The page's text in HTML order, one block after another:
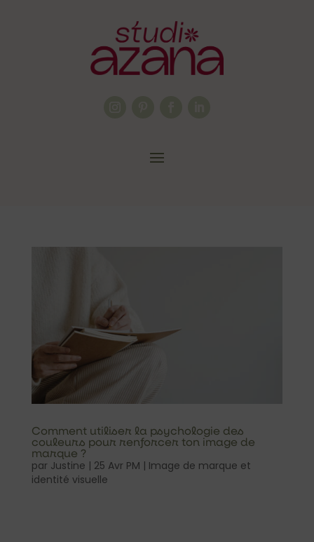
Comment utiliser la psychologie des
couleurs pour renforcer ton image de
marque ?
par Justine | 25 Avr PM | Image de marque et
identité visuelle